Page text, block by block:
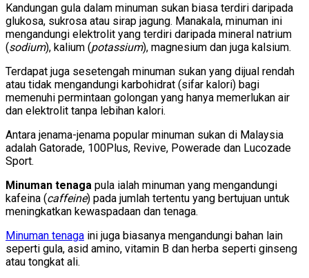
Kandungan gula dalam minuman sukan biasa terdiri daripada
glukosa, sukrosa atau sirap jagung. Manakala, minuman ini
mengandungi elektrolit yang terdiri daripada mineral natrium
(sodium), kalium (potassium), magnesium dan juga kalsium.
Terdapat juga sesetengah minuman sukan yang dijual rendah
atau tidak mengandungi karbohidrat (sifar kalori) bagi
memenuhi permintaan golongan yang hanya memerlukan air
dan elektrolit tanpa lebihan kalori.
Antara jenama-jenama popular minuman sukan di Malaysia
adalah Gatorade, 100Plus, Revive, Powerade dan Lucozade
Sport.
Minuman tenaga pula ialah minuman yang mengandungi
kafeina (caffeine) pada jumlah tertentu yang bertujuan untuk
meningkatkan kewaspadaan dan tenaga.
Minuman tenaga ini juga biasanya mengandungi bahan lain
seperti gula, asid amino, vitamin B dan herba seperti ginseng
atau tongkat ali.